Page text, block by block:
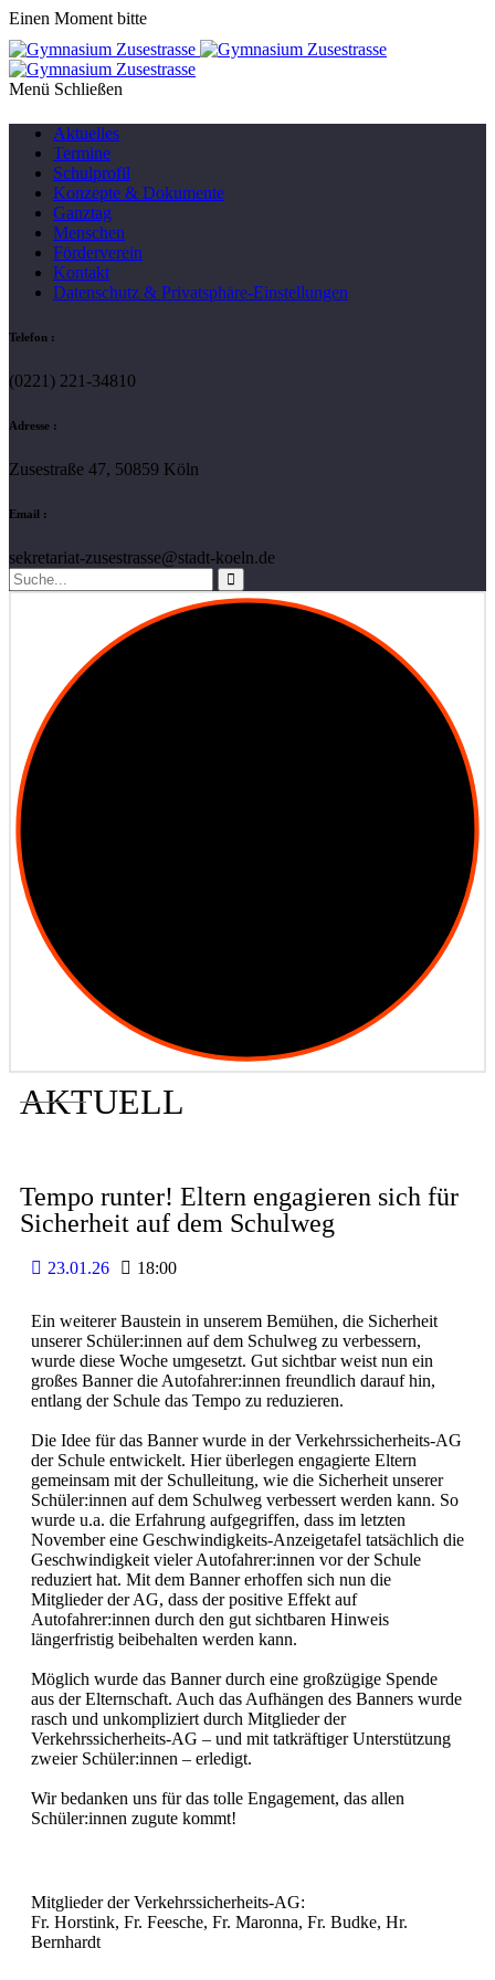
Einen Moment bitte
Menü
Aktuelles
Termine
Schulprofil
Konzepte & Dokumente
Ganztag
Menschen
Förderverein
Kontakt
Datenschutz & Privatsphäre-Einstellungen
Telefon :
(0221) 221-34810
Adresse :
Zusestraße 47, 50859 Köln
Email :
sekretariat-zusestrasse@stadt-koeln.de
AKTUELL
Tempo runter! Eltern engagieren sich für
Sicherheit auf dem Schulweg
23.01.26 18:00
Ein weiterer Baustein in unserem Bemühen, die Sicherheit
unserer Schüler:innen auf dem Schulweg zu verbessern,
wurde diese Woche umgesetzt. Gut sichtbar weist nun ein
großes Banner die Autofahrer:innen freundlich darauf hin,
entlang der Schule das Tempo zu reduzieren.
Die Idee für das Banner wurde in der Verkehrssicherheits-AG
der Schule entwickelt. Hier überlegen engagierte Eltern
gemeinsam mit der Schulleitung, wie die Sicherheit unserer
Schüler:innen auf dem Schulweg verbessert werden kann. So
wurde u.a. die Erfahrung aufgegriffen, dass im letzten
November eine Geschwindigkeits-Anzeigetafel tatsächlich die
Geschwindigkeit vieler Autofahrer:innen vor der Schule
reduziert hat. Mit dem Banner erhoffen sich nun die
Mitglieder der AG, dass der positive Effekt auf
Autofahrer:innen durch den gut sichtbaren Hinweis
längerfristig beibehalten werden kann.
Möglich wurde das Banner durch eine großzügige Spende
aus der Elternschaft. Auch das Aufhängen des Banners wurde
rasch und unkompliziert durch Mitglieder der
Verkehrssicherheits-AG – und mit tatkräftiger Unterstützung
zweier Schüler:innen – erledigt.
Wir bedanken uns für das tolle Engagement, das allen
Schüler:innen zugute kommt!
Mitglieder der Verkehrssicherheits-AG:
Fr. Horstink, Fr. Feesche, Fr. Maronna, Fr. Budke, Hr.
Bernhardt